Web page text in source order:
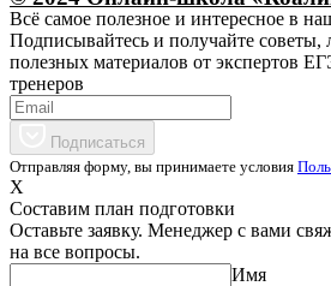
Всё самое полезное и интересное в
Подписывайтесь и получайте советы,
полезных материалов от экспертов
тренеров
Подписаться
Отправляя форму, вы принимаете условия
X
Составим план подготовки
Оставьте заявку. Менеджер с вами
на все вопросы.
Имя